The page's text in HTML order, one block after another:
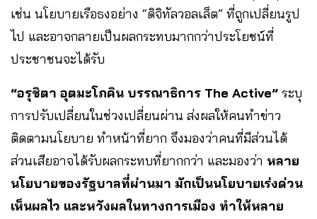
เช่น นโยบายเรือธงอย่าง “ดิจิทัลวอลเล็ต” ที่ถูกเปลี่ยนรูป
ไป และอาจกลายเป็นผลกระทบมากกว่าประโยชน์ที่
ประชาชนจะได้รับ
“อรุชิตา อุตมะโภคิน บรรณาธิการ The Active” ระบุ
การปรับเปลี่ยนในช่วงเปลี่ยนผ่าน ส่งผลให้คนทำข่าว
ติดตามนโยบาย ทำหน้าที่ยาก จึงมองว่าคนที่มีส่วนได้
ส่วนเสียอาจได้รับผลกระทบที่ยากกว่า และมองว่า หลาย
นโยบายของรัฐบาลที่ผ่านมา มักเป็นนโยบายเร่งด่วน
เห็นผลไว และหวังผลในทางการเมือง ทำให้หลาย